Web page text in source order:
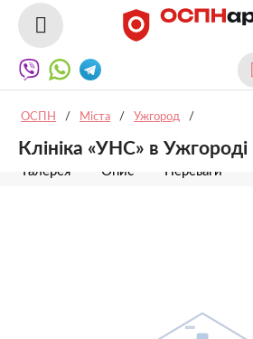
ОСПН / Міста / Ужгород /
Клініка «УНС» в Ужгороді
Галерея Опис Переваги